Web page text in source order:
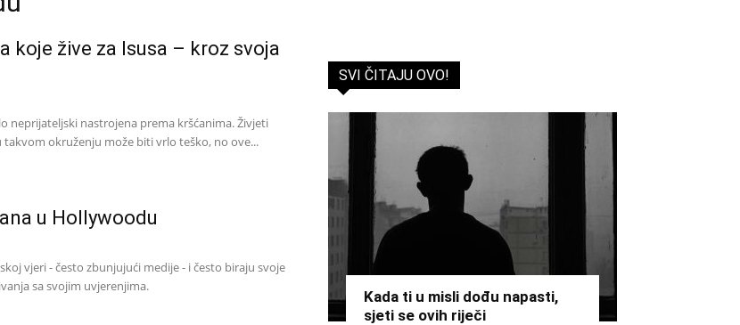
koje žive za Isusa – kroz svoja
neprijateljski nastrojena prema kršćanima. Živjeti
takvom okruženju može biti vrlo teško, no ove...
u Hollywoodu
vjeri - često zbunjujući medije - i često biraju svoje
sa svojim uvjerenjima.
SVI ČITAJU OVO!
Kada ti u misli dođu napasti,
sjeti se ovih riječi